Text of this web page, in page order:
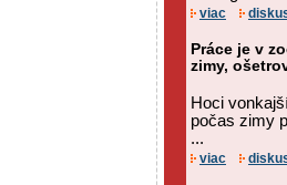
viac
Práce je v
zimy,
Hoci
počas zimy
...
viac